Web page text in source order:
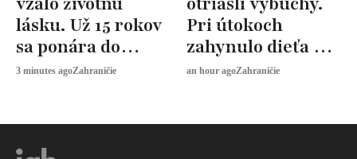
lásku. Už 15 rokov
sa ponára do
mora, aby ju
3 minutes agoZahraničie
Pri útokoch
zahynulo dieťa aj
ďalší dvaja ľudia
an hour agoZahraničie